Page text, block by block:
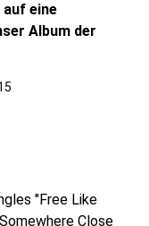
eine
Album der
"Free Like
Close